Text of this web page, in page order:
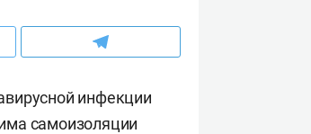
инфекции
самоизоляции